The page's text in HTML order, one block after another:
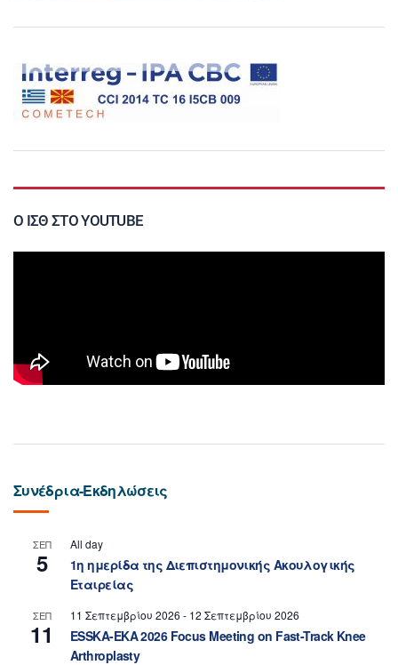
Ο ΙΣΘ ΣΤΟ YOUTUBE
Συνέδρια-Εκδηλώσεις
ΣΕΠ
5
All day
1η ημερίδα της Διεπιστημονικής Ακουλογικής
Εταιρείας
ΣΕΠ
11
11 Σεπτεμβρίου 2026 - 12 Σεπτεμβρίου 2026
ESSKA-EKA 2026 Focus Meeting on Fast-Track Knee
Arthroplasty